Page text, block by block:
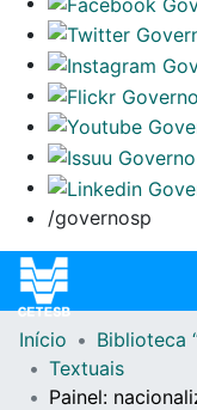
/governosp
Home
Início
Biblioteca
Textuais
Painel: